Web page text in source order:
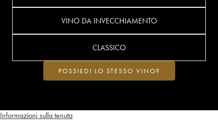
Informazioni sulla tenuta
VINO DA INVECCHIAMENTO
CLASSICO
POSSIEDI LO STESSO VINO?